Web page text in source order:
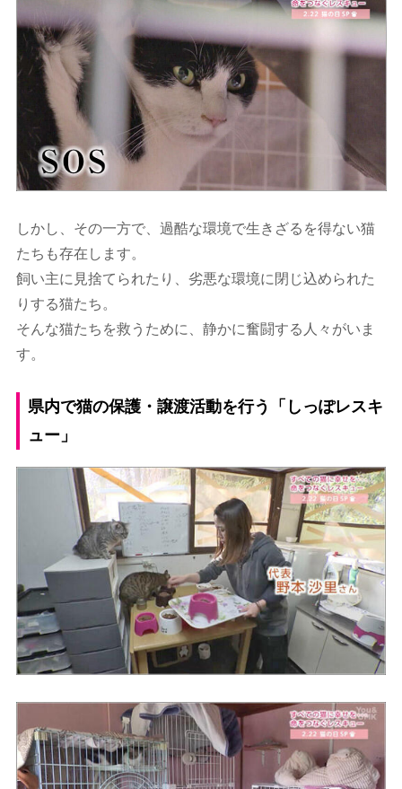
しかし、その一方で、過酷な環境で生きざるを得ない猫
たちも存在します。
飼い主に見捨てられたり、劣悪な環境に閉じ込められた
りする猫たち。
そんな猫たちを救うために、静かに奮闘する人々がいま
す。
県内で猫の保護・譲渡活動を行う「しっぽレスキ
ュー」